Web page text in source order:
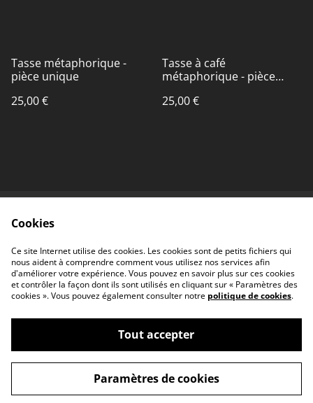
Tasse métaphorique -
pièce unique
25,00 €
Tasse à café
métaphorique - pièce
25,00 €
Politique de
confidentialité
Politique de cookies
©2026iok céramique & illustration
powered by
Cookies
Ce site Internet utilise des cookies. Les cookies sont de petits fichiers qui
nous aident à comprendre comment vous utilisez nos services afin
d'améliorer votre expérience. Vous pouvez en savoir plus sur ces cookies
et contrôler la façon dont ils sont utilisés en cliquant sur « Paramètres des
cookies ». Vous pouvez également consulter notre politique de cookies.
Tout accepter
Paramètres de cookies